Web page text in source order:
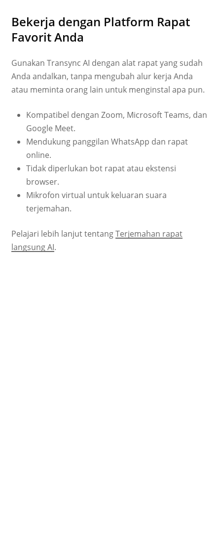
Bekerja dengan Platform Rapat
Favorit Anda
Gunakan Transync AI dengan alat rapat yang sudah
Anda andalkan, tanpa mengubah alur kerja Anda
atau meminta orang lain untuk menginstal apa pun.
Kompatibel dengan Zoom, Microsoft Teams, dan
Google Meet.
Mendukung panggilan WhatsApp dan rapat
online.
Tidak diperlukan bot rapat atau ekstensi
browser.
Mikrofon virtual untuk keluaran suara
terjemahan.
Pelajari lebih lanjut tentangTerjemahan rapat
langsung AI.